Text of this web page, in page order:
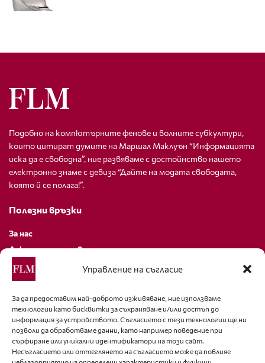
Управление на съгласие
За да предоставим най-доброто изживяване, ние използваме
технологии като бисквитки за съхраняване и/или достъп до
информация за устройството. Съгласието с тези технологии ще ни
позволи да обработваме данни, като например поведение при
сърфиране или уникални идентификатори на този сайт.
Несъгласието или оттеглянето на съгласието може да повлияе
Подобно на компютърните фенове и волните субкултури,
които цитират думите на Маршал Маклуън “Информацията
иска да е свободна”, ние развяваме с достойнство нашето
електронно знаме с девиза “Дайте на модата свободата,
която й се полага!”.
Полезни връзки
За нас
Декларация за поверителност
Политика за бисквитки
За контакти
editor@fashion-lifestyle.net
+359 88 227 33 47